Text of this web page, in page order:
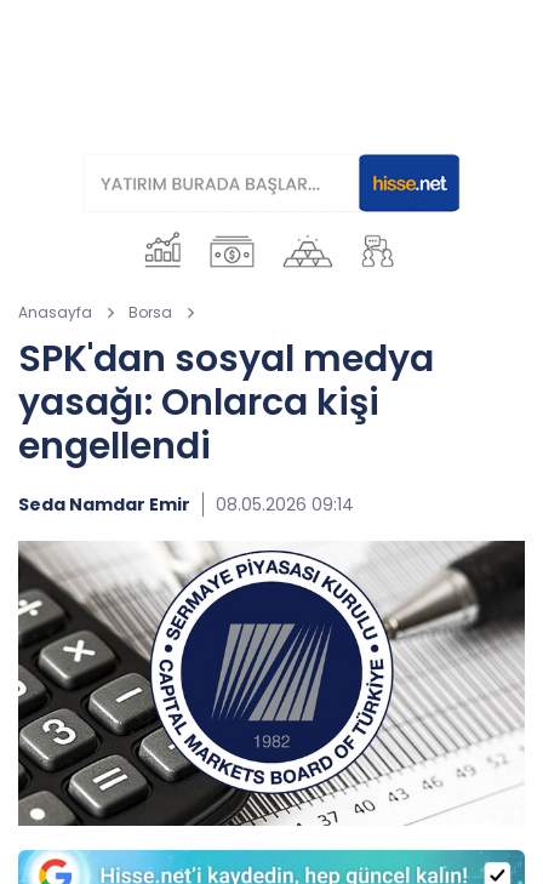
Anasayfa Borsa
SPK'dan sosyal medya
yasağı: Onlarca kişi
engellendi
Seda Namdar Emir 08.05.2026 09:14